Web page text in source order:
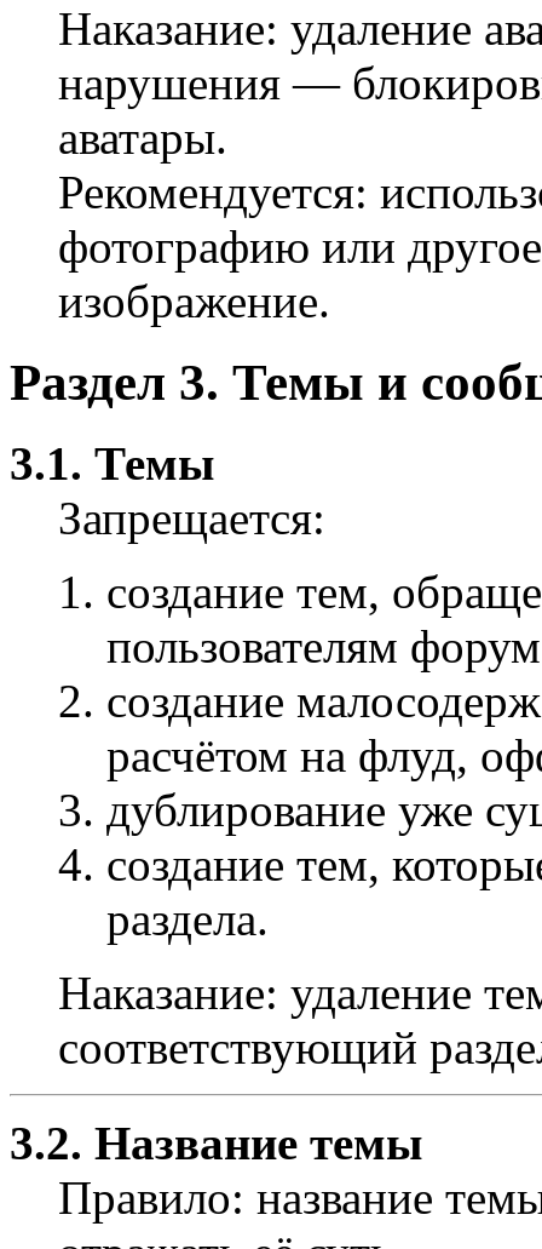
Наказание: удаление
нарушения —
аватары.
Рекомендуется:
фотографию или
изображение.
Раздел 3. Темы и
3.1. Темы
Запрещается:
создание тем,
пользователям
создание
расчётом на флуд,
дублирование уже
создание тем,
раздела.
Наказание: удаление
соответствующий
3.2. Название темы
Правило: название